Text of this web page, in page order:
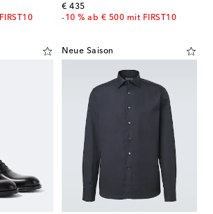
€ 435
original price
-10 % ab € 500 mit FIRST10
Neue Saison